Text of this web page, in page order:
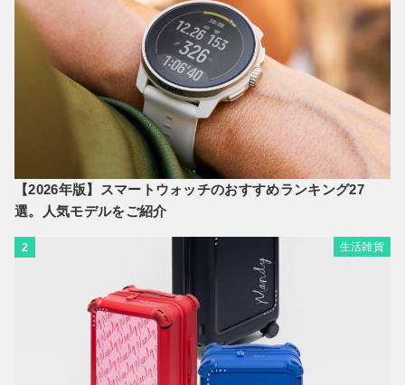
【2026年版】スマートウォッチのおすすめランキング27
選。人気モデルをご紹介
2 生活雑貨